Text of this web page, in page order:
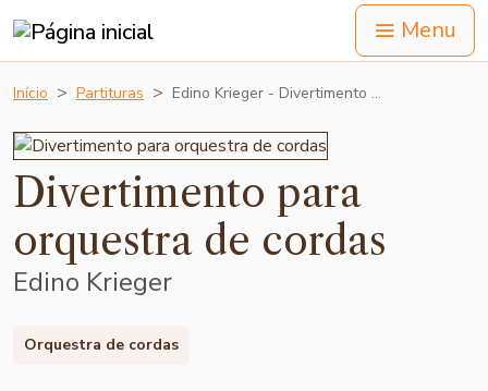
Menu
Início Partituras Edino Krieger - Divertimento …
Divertimento para
orquestra de cordas
Edino Krieger
Orquestra de cordas